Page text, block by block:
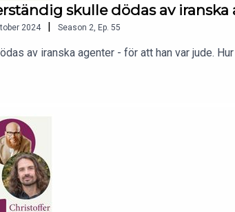
skulle dödas av
2024 | Season 2, Ep. 55
av iranska agenter - för att han var jude.